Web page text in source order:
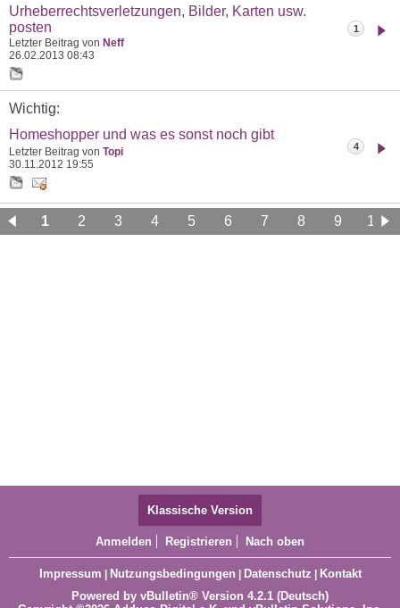
Urheberrechtsverletzungen, Bilder, Karten usw.
posten
Letzter Beitrag von Neff
26.02.2013 08:43
1
Wichtig:
Homeshopper und was es sonst noch gibt
Letzter Beitrag von Topi
30.11.2012 19:55
4
1 2 3 4 5 6 7 8 9
10
Klassische Version
Anmelden Registrieren Nach oben
Impressum Nutzungsbedingungen Datenschutz
Kontakt
Powered by vBulletin® Version 4.2.1 (Deutsch)